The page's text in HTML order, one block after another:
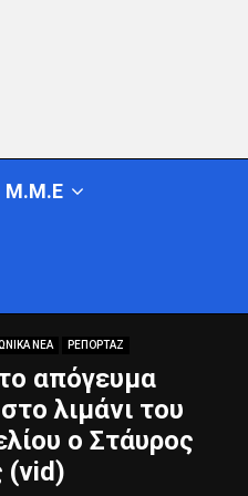
Μ.Μ.Ε
ΝΕΑ ΡΕΠΟΡΤΑΖ
απόγευμα
λιμάνι του
ο Στάυρος
(vid)